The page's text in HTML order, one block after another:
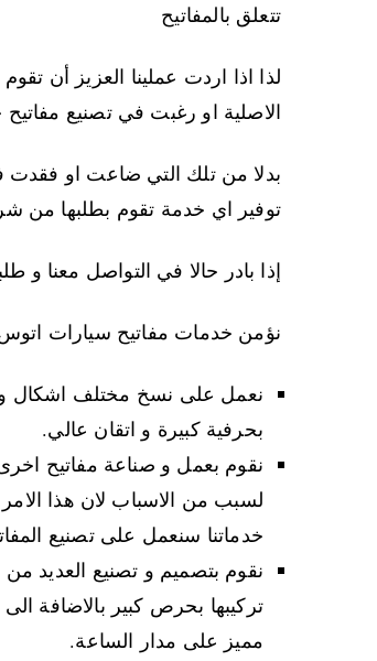
تتعلق بالمفاتيح
لذا اذا اردت عملينا العزيز أن
الاصلية او رغبت في تصنيع مفاتيح
بدلا من تلك التي ضاعت او
توفير اي خدمة تقوم بطلبها من
إذا بادر حالا في التواصل معنا و
نؤمن خدمات مفاتيح سيارات
نعمل على نسخ مختلف اشكال و
بحرفية كبيرة و اتقان عالي.
نقوم بعمل و صناعة مفاتيح اخرى
لسبب من الاسباب لان هذا الامر
خدماتنا سنعمل على تصنيع
نقوم بتصميم و تصنيع العديد
تركيبها بحرص كبير بالاضافة
مميز على مدار الساعة.